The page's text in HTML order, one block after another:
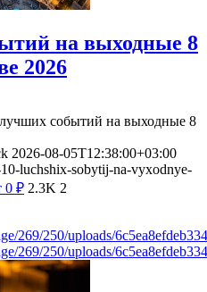
на выходные 8
2026
событий на выходные 8
2026-08-05T12:38:00+03:00
luchshix-sobytij-na-vyxodnye-
0 ₽ 2.3K 2
269/250/uploads/
269/250/uploads/